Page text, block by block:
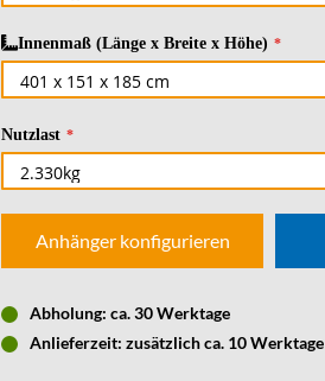
Innenmaß (Länge x Breite x Höhe)
Nutzlast
Anhänger konfigurieren
Abholung: ca. 30 Werktage
Anlieferzeit: zusätzlich ca. 10 Werktage